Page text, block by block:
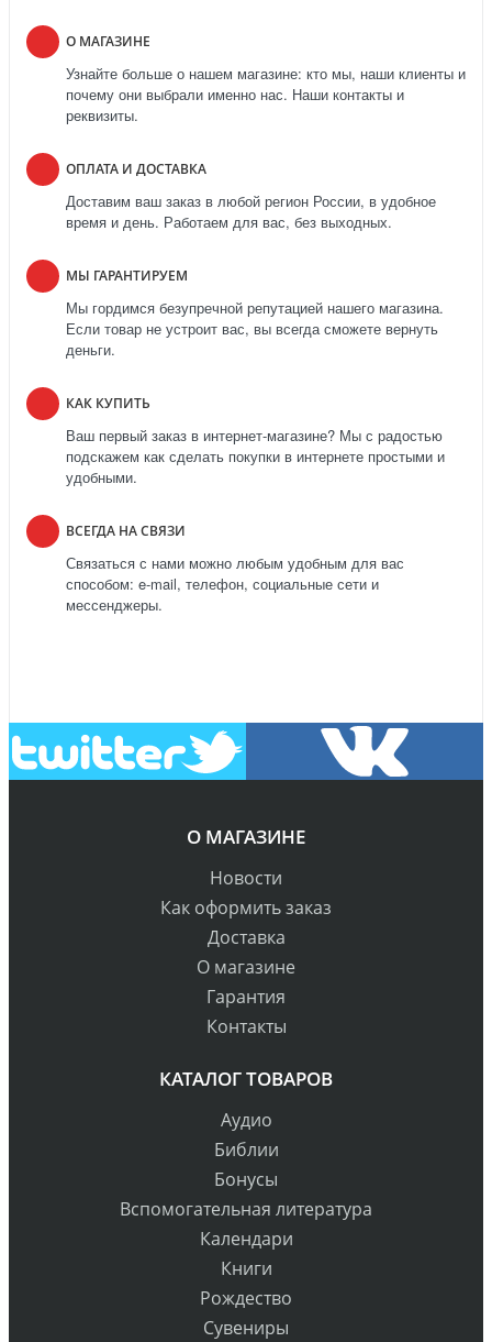
О МАГАЗИНЕ
Узнайте больше о нашем магазине: кто мы, наши клиенты и
почему они выбрали именно нас. Наши контакты и
реквизиты.
ОПЛАТА И ДОСТАВКА
Доставим ваш заказ в любой регион России, в удобное
время и день. Работаем для вас, без выходных.
МЫ ГАРАНТИРУЕМ
Мы гордимся безупречной репутацией нашего магазина.
Если товар не устроит вас, вы всегда сможете вернуть
деньги.
КАК КУПИТЬ
Ваш первый заказ в интернет-магазине? Мы с радостью
подскажем как сделать покупки в интернете простыми и
удобными.
ВСЕГДА НА СВЯЗИ
Связаться с нами можно любым удобным для вас
способом: e-mail, телефон, социальные сети и
мессенджеры.
О МАГАЗИНЕ
Новости
Как оформить заказ
Доставка
О магазине
Гарантия
Контакты
КАТАЛОГ ТОВАРОВ
Аудио
Библии
Бонусы
Вспомогательная литература
Календари
Книги
Рождество
Сувениры